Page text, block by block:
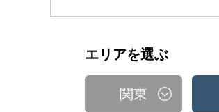
エリアを選ぶ
関東